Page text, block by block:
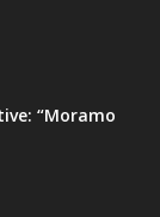
“Moramo